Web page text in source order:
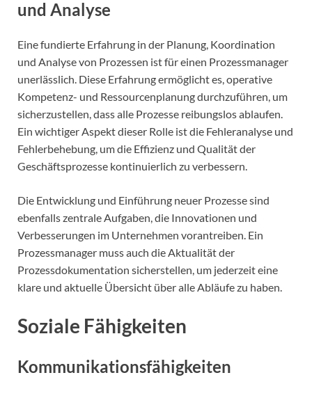
und Analyse
Eine fundierte Erfahrung in der Planung, Koordination
und Analyse von Prozessen ist für einen Prozessmanager
unerlässlich. Diese Erfahrung ermöglicht es, operative
Kompetenz- und Ressourcenplanung durchzuführen, um
sicherzustellen, dass alle Prozesse reibungslos ablaufen.
Ein wichtiger Aspekt dieser Rolle ist die Fehleranalyse und
Fehlerbehebung, um die Effizienz und Qualität der
Geschäftsprozesse kontinuierlich zu verbessern.
Die Entwicklung und Einführung neuer Prozesse sind
ebenfalls zentrale Aufgaben, die Innovationen und
Verbesserungen im Unternehmen vorantreiben. Ein
Prozessmanager muss auch die Aktualität der
Prozessdokumentation sicherstellen, um jederzeit eine
klare und aktuelle Übersicht über alle Abläufe zu haben.
Soziale Fähigkeiten
Kommunikationsfähigkeiten